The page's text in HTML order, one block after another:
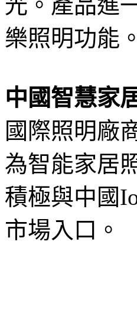
樂照明功能。
中國智慧家
國際照明廠
為智能家居
積極與中國
市場入口。